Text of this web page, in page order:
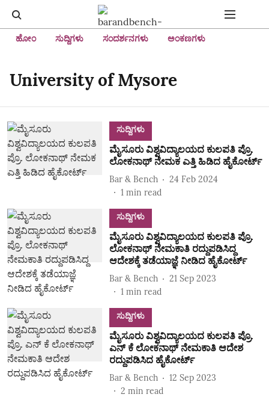
ಹೋಂ ಸುದ್ದಿಗಳು ಸಂದರ್ಶನಗಳು ಅಂಕಣಗಳು
University of Mysore
ಸುದ್ದಿಗಳು
ಮೈಸೂರು ವಿಶ್ವವಿದ್ಯಾಲಯದ ಕುಲಪತಿ ಪ್ರೊ.
ಲೋಕನಾಥ್ ನೇಮಕ ಎತ್ತಿ ಹಿಡಿದ ಹೈಕೋರ್ಟ್‌
Bar & Bench
24 Feb 2024
1 min read
ಸುದ್ದಿಗಳು
ಮೈಸೂರು ವಿಶ್ವವಿದ್ಯಾಲಯದ ಕುಲಪತಿ ಪ್ರೊ.
ಲೋಕನಾಥ್‌ ನೇಮಕಾತಿ ರದ್ದುಪಡಿಸಿದ್ದ
ಆದೇಶಕ್ಕೆ ತಡೆಯಾಜ್ಞೆ ನೀಡಿದ ಹೈಕೋರ್ಟ್‌
Bar & Bench
21 Sep 2023
1 min read
ಸುದ್ದಿಗಳು
ಮೈಸೂರು ವಿಶ್ವವಿದ್ಯಾಲಯದ ಕುಲಪತಿ ಪ್ರೊ.
ಎನ್‌ ಕೆ ಲೋಕನಾಥ್‌ ನೇಮಕಾತಿ ಆದೇಶ
ರದ್ದುಪಡಿಸಿದ ಹೈಕೋರ್ಟ್‌
Bar & Bench
12 Sep 2023
2 min read